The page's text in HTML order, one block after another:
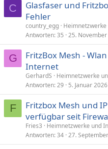
C
Glasfaser und
Fehler
country_egg
Antworten 35 25.
G
FritzBox Mesh -
Internet
GerhardS
Heimnetzwerke
Antworten 29 5. Januar 2026
F
Fritzbox Mesh und
verfügbar seit
Fries3
Heimnetzwerke und
Antworten 34 27.